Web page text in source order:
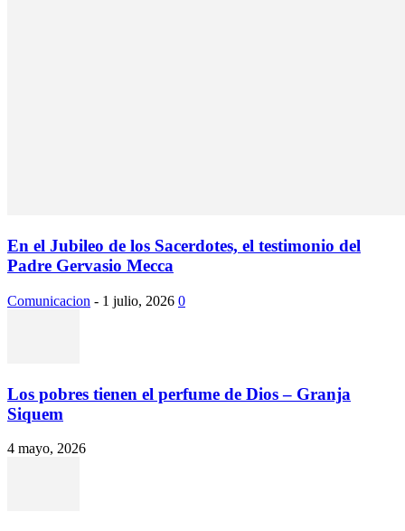
En el Jubileo de los Sacerdotes, el testimonio del
Padre Gervasio Mecca
Comunicacion - 1 julio, 2026 0
Los pobres tienen el perfume de Dios – Granja
Siquem
4 mayo, 2026